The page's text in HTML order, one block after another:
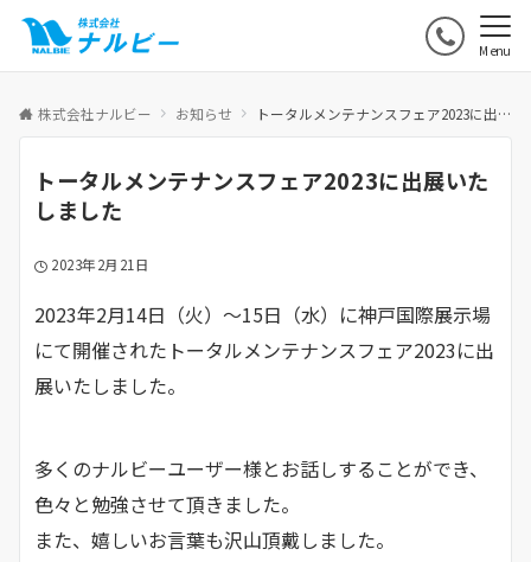
Menu
株式会社ナルビー お知らせ トータルメンテナンスフェア2023に出展いたしました
トータルメンテナンスフェア2023に出展いた
しました
2023年2月21日
2023年2月14日（火）～15日（水）に神戸国際展示場
にて開催されたトータルメンテナンスフェア2023に出
展いたしました。
多くのナルビーユーザー様とお話しすることができ、
色々と勉強させて頂きました。
また、嬉しいお言葉も沢山頂戴しました。